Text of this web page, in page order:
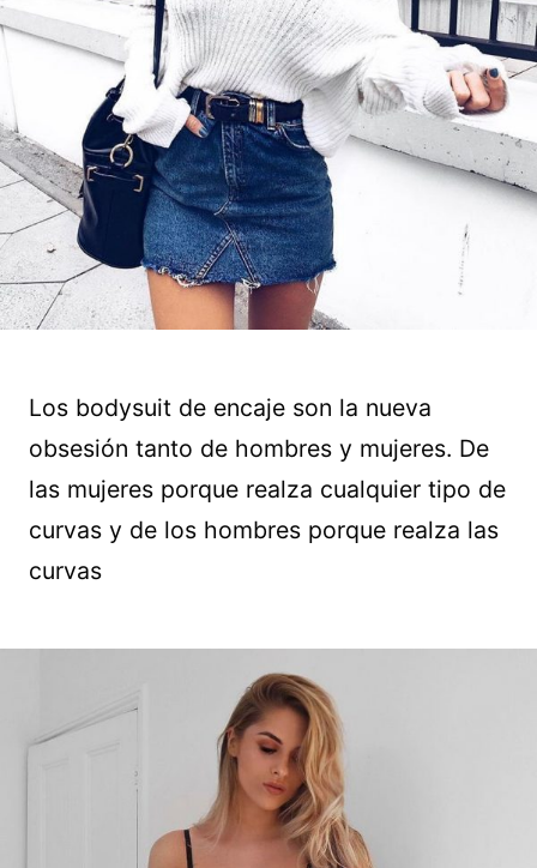
Los bodysuit de encaje son la nueva
obsesión tanto de hombres y mujeres. De
las mujeres porque realza cualquier tipo de
curvas y de los hombres porque realza las
curvas